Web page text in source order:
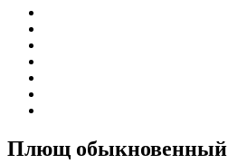
Плющ обыкновенный